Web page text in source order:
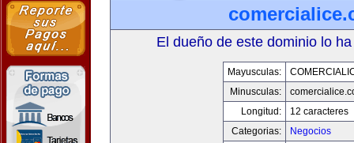
El dueño de este dominio lo
Mayusculas:
Minusculas:
Longitud:
12 caracteres
Categorias:
Negocios